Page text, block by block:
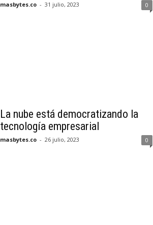
masbytes.co - 31 julio, 2023 0
La nube está democratizando la
tecnología empresarial
masbytes.co - 26 julio, 2023 0